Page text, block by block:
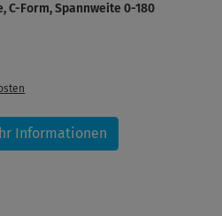
C-Form, Spannweite 0-180
Informationen